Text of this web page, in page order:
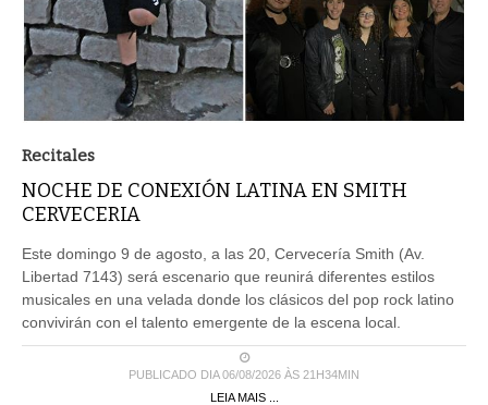
Recitales
NOCHE DE CONEXIÓN LATINA EN SMITH
CERVECERIA
Este domingo 9 de agosto, a las 20, Cervecería Smith (Av.
Libertad 7143) será escenario que reunirá diferentes estilos
musicales en una velada donde los clásicos del pop rock latino
convivirán con el talento emergente de la escena local.
PUBLICADO DIA 06/08/2026 ÀS 21H34MIN
LEIA MAIS ...